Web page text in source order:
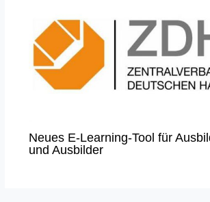
Neues E-Learning-Tool für
und Ausbilder